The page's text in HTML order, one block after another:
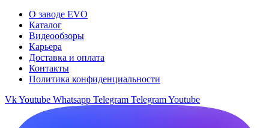
О заводе EVO
Каталог
Видеообзоры
Карьера
Доставка и оплата
Контакты
Политика конфиденциальности
VkYoutube Whatsapp Telegram TelegramYoutube